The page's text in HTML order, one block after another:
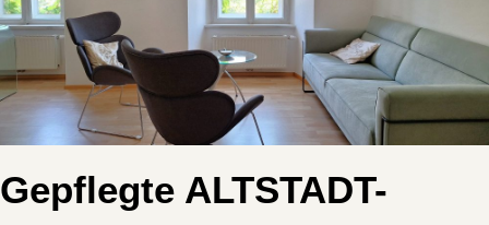
Gepflegte ALTSTADT-